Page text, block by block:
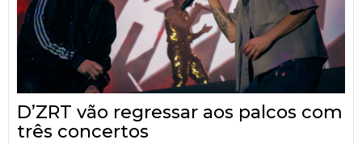
D’ZRT vão regressar aos palcos com
três concertos